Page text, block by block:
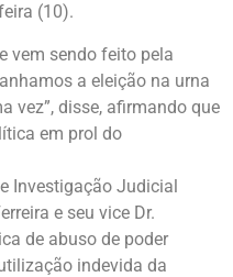
(10).
vem sendo feito pela
a eleição na urna
vez”, disse, afirmando que
em prol do
Investigação Judicial
e seu vice Dr.
de abuso de poder
indevida da